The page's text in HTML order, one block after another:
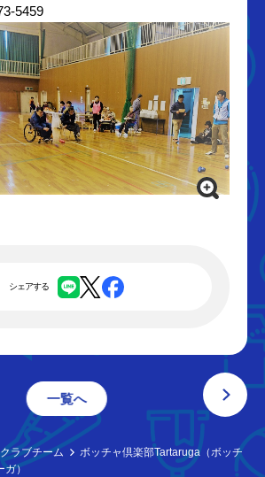
5459
シェアする
一覧へ
ラブチーム
ボッチャ倶楽部Tartaruga（ボッチ
ガ）